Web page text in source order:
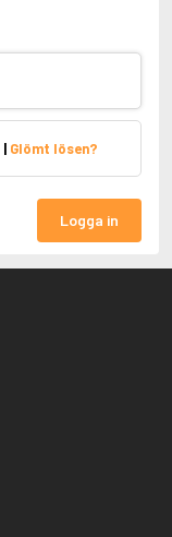
| Glömt lösen?
Logga in